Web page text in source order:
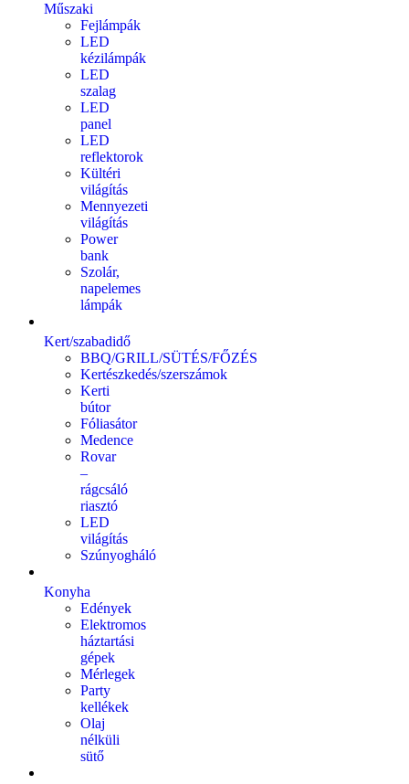
Műszaki
Fejlámpák
LED
kézilámpák
LED
szalag
LED
panel
LED
reflektorok
Kültéri
világítás
Mennyezeti
világítás
Power
bank
Szolár,
napelemes
lámpák
Kert/szabadidő
BBQ/GRILL/SÜTÉS/FŐZÉS
Kertészkedés/szerszámok
Kerti
bútor
Fóliasátor
Medence
Rovar
–
rágcsáló
riasztó
LED
világítás
Szúnyogháló
Konyha
Edények
Elektromos
háztartási
gépek
Mérlegek
Party
kellékek
Olaj
nélküli
sütő